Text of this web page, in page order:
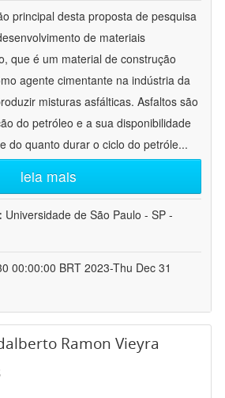
principal desta proposta de pesquisa
de materiais
que é um material de construção
agente cimentante na indústria da
misturas asfálticas. Asfaltos são
do petróleo e a sua disponibilidade
do quanto durar o ciclo do petróle...
leia mais
Universidade de São Paulo - SP -
00:00:00 BRT 2023-Thu Dec 31
Ramon Vieyra